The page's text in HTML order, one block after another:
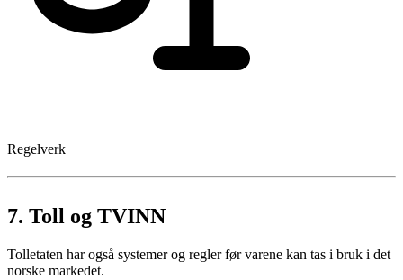
Regelverk
7. Toll og TVINN
Tolletaten har også systemer og regler før varene kan tas i bruk i det
norske markedet.